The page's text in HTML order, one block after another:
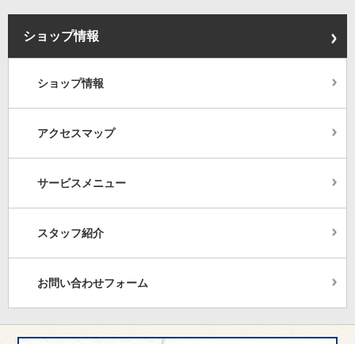
ショップ情報
ショップ情報
アクセスマップ
サービスメニュー
スタッフ紹介
お問い合わせフォーム